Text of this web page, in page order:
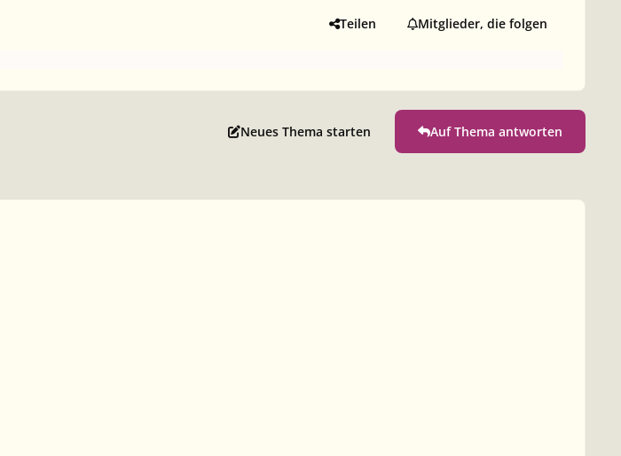
Teilen Mitglieder, die folgen
Neues Thema starten Auf Thema antworten